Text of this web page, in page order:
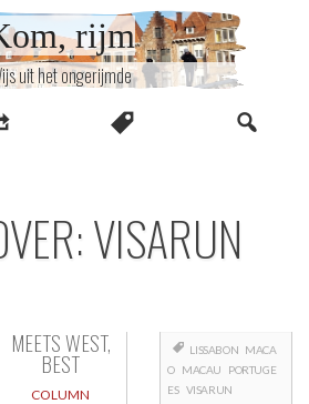
rijm
uit het ongerijmde
VISARUN
MEETS WEST,
BEST
COLUMN
LISSABON MACA
O MACAU
PORTUGE
ES VISARUN